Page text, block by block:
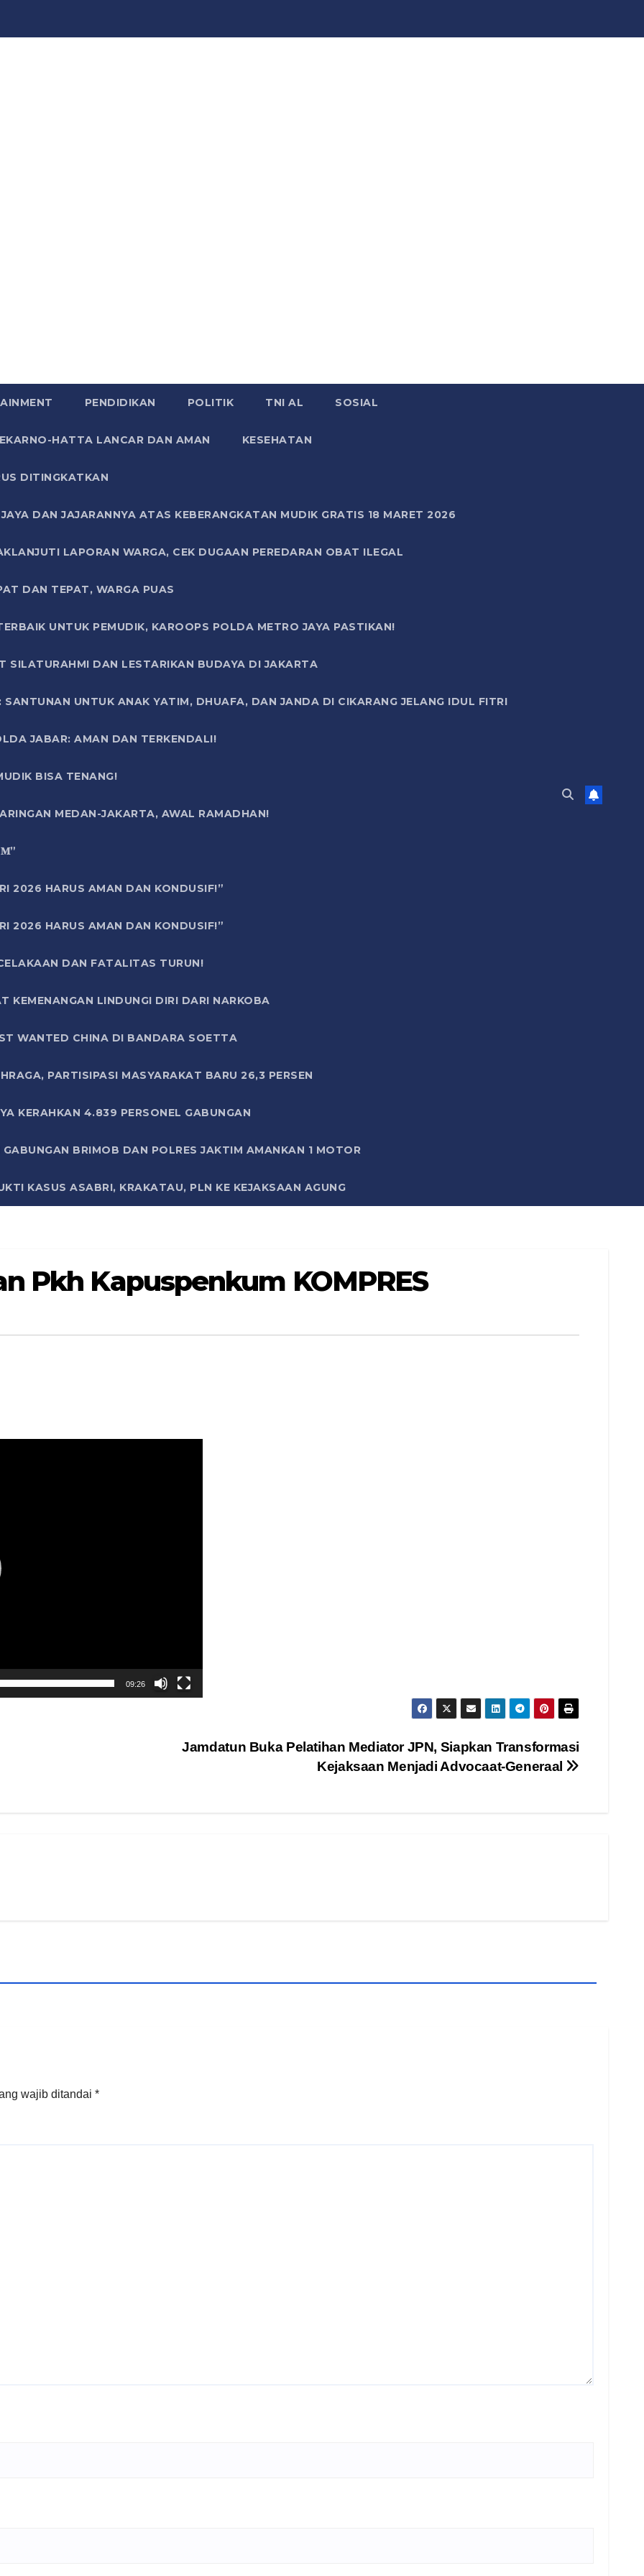
PENDIDIKAN POLITIK TNI AL SOSIAL
HATTA LANCAR DAN AMAN KESEHATAN
DITINGKATKAN
DAN JAJARANNYA ATAS KEBERANGKATAN MUDIK GRATIS 18 MARET 2026
LAPORAN WARGA, CEK DUGAAN PEREDARAN OBAT ILEGAL
DAN TEPAT, WARGA PUAS
UNTUK PEMUDIK, KAROOPS POLDA METRO JAYA PASTIKAN!
SILATURAHMI DAN LESTARIKAN BUDAYA DI JAKARTA
UNTUK ANAK YATIM, DHUAFA, DAN JANDA DI CIKARANG JELANG IDUL FITRI
JABAR: AMAN DAN TERKENDALI!
BISA TENANG!
MEDAN-JAKARTA, AWAL RAMADHAN!
𝐌”
2026 HARUS AMAN DAN KONDUSIF!”
2026 HARUS AMAN DAN KONDUSIF!”
DAN FATALITAS TURUN!
KEMENANGAN LINDUNGI DIRI DARI NARKOBA
WANTED CHINA DI BANDARA SOETTA
PARTISIPASI MASYARAKAT BARU 26,3 PERSEN
KERAHKAN 4.839 PERSONEL GABUNGAN
BRIMOB DAN POLRES JAKTIM AMANKAN 1 MOTOR
KASUS ASABRI, KRAKATAU, PLN KE KEJAKSAAN AGUNG
Pkh Kapuspenkum KOMPRES
09:26
Jamdatun Buka Pelatihan Mediator JPN, Siapkan Transformasi
Kejaksaan Menjadi Advocaat-Generaal
wajib ditandai *